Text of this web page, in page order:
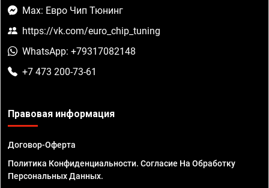
Max: Евро Чип Тюнинг
https://vk.com/euro_chip_tuning
WhatsApp: +79317082148
+7 473 200-73-61
Правовая информация
Договор-Оферта
Политика Конфиденциальности. Согласие На Обработку
Персональных Данных.